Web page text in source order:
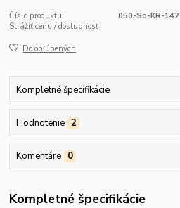
Číslo produktu:
050-So-KR-142
Strážiť cenu / dostupnosť
Do obľúbených
Kompletné špecifikácie
Hodnotenie 2
Komentáre 0
Kompletné špecifikácie